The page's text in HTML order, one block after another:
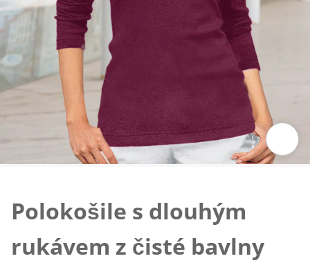
Polokošile s dlouhým
rukávem z čisté bavlny